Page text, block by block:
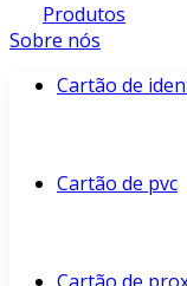
Produtos
Sobre nós
Cartão de
Cartão de pvc